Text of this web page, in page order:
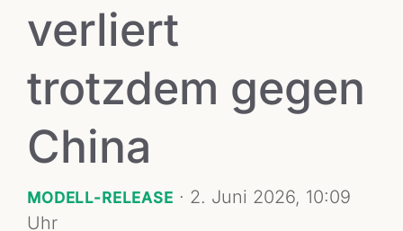
verliert
trotzdem gegen
China
MODELL-RELEASE · 2. Juni 2026, 10:09
Uhr